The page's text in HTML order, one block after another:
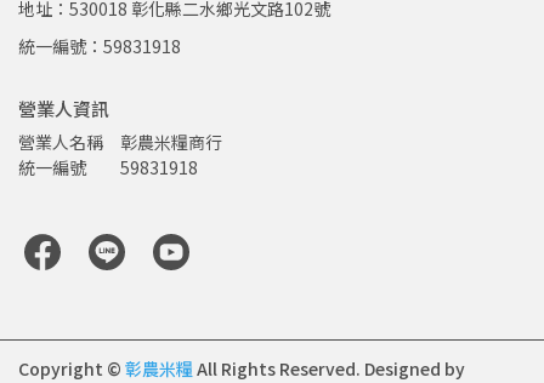
地址：530018 彰化縣二水鄉光文路102號
統一編號：59831918
營業人資訊
營業人名稱　彰農米糧商行
統一編號　　59831918
Copyright © 彰農米糧 All Rights Reserved. Designed by